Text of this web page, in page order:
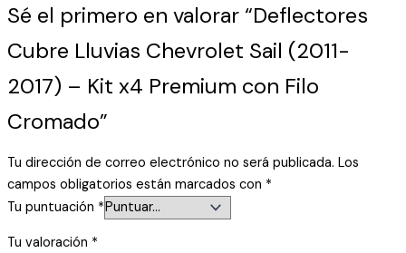
Sé el primero en valorar “Deflectores
Cubre Lluvias Chevrolet Sail (2011-
2017) – Kit x4 Premium con Filo
Cromado”
Tu dirección de correo electrónico no será publicada. Los
campos obligatorios están marcados con *
Tu puntuación *
Tu valoración *